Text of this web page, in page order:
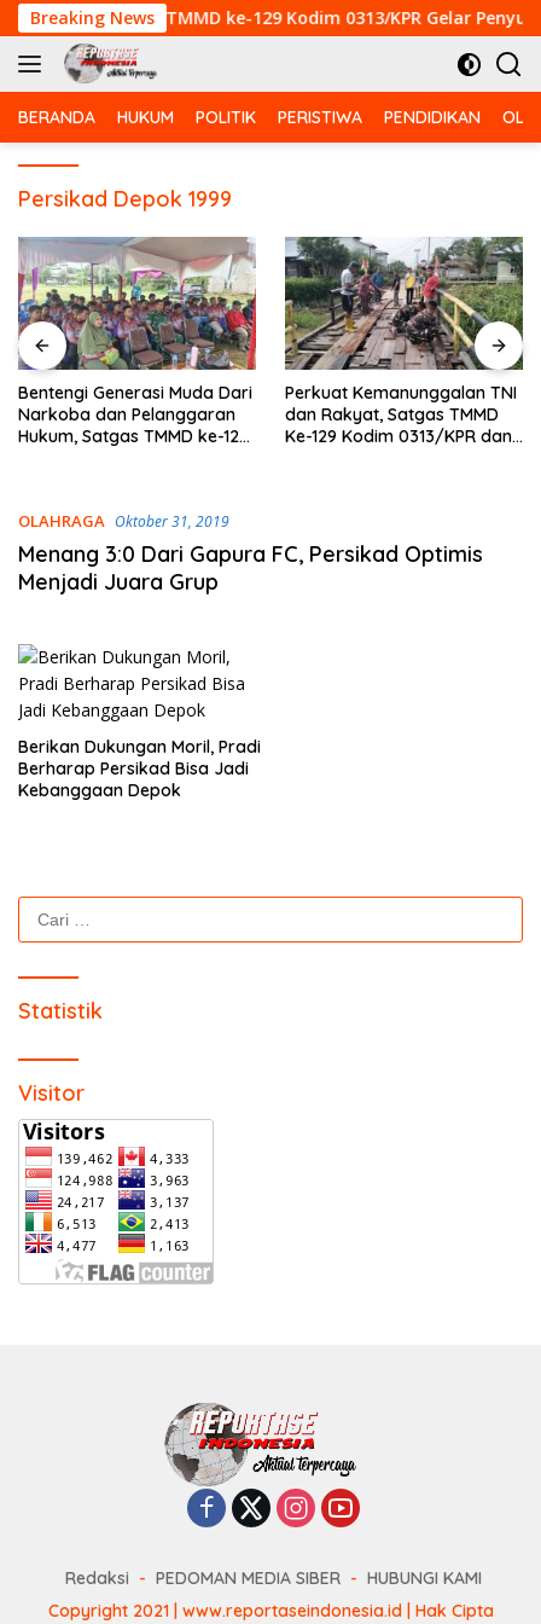
Langsung
ke
konten
Breaking News
Satgas TMMD ke-129 Kodim 0313/KPR Gelar
BERANDA HUKUM POLITIK PERISTIWA PENDIDIKAN
Persikad Depok 1999
Dari
ke-129
Perkuat Kemanunggalan TNI
dan Rakyat, Satgas TMMD
Ke-129 Kodim 0313/KPR dan
Babinsa Koramil
Kodim 0313/KPR
Patroli Karhutla di
OLAHRAGA Oktober 31, 2019
Menang 3:0 Dari Gapura FC, Persikad Optimis
Menjadi Juara Grup
Berikan Dukungan Moril, Pradi
Berharap Persikad Bisa Jadi
Kebanggaan Depok
Cari
untuk:
Statistik
Visitor
Redaksi PEDOMAN MEDIA SIBER
HUBUNGI KAMI
Copyright 2021 | www.reportaseindonesia.id | Hak Cipta